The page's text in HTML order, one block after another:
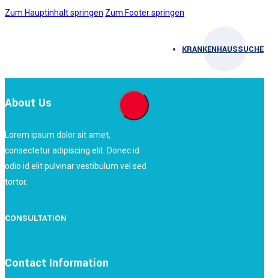
Zum Hauptinhalt springen Zum Footer springen
KRANKENHAUSSUCHE
About Us
Lorem ipsum dolor sit amet,
consectetur adipiscing elit. Donec id
odio id elit pulvinar vestibulum vel sed
tortor.
CONSULTATION
Contact Information